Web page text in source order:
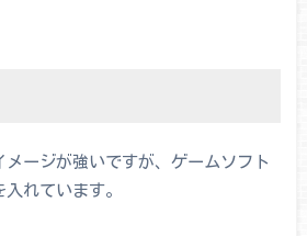
メージが強いですが、ゲームソフト
れています。